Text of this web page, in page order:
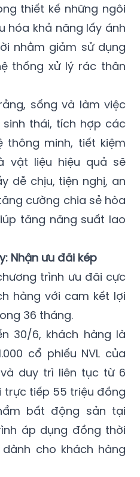
thiết kế những ngôi
hóa khả năng lấy ánh
nhằm giảm sử dụng
thống xử lý rác thân
sống và làm việc
thái, tích hợp các
thông minh, tiết kiệm
vật liệu hiệu quả sẽ
dễ chịu, tiện nghị, an
cường chia sẻ hòa
tăng năng suất lao
Nhận ưu đãi kép
trình ưu đãi cực
hàng với cam kết lợi
36 tháng.
30/6, khách hàng là
cổ phiếu NVL của
duy trì liên tục từ 6
tiếp 55 triệu đồng
bất động sản tại
áp dụng đồng thời
cho khách hàng